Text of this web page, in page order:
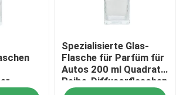
Spezialisierte Glas-
Flasche für Parfüm für
Autos 200 ml Quadrat-
Reibe-Diffusorflaschen